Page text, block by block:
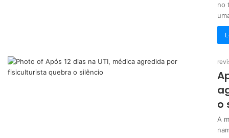
no
o
A